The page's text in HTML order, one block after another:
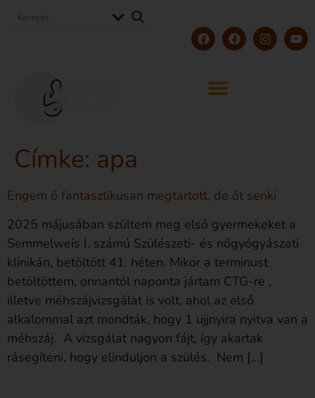
Címke: apa
Engem ő fantasztikusan megtartott, de őt senki
2025 májusában szültem meg első gyermekeket a
Semmelweis I. számú Szülészeti- és nőgyógyászati
klinikán, betöltött 41. héten. Mikor a terminust
betöltöttem, onnantól naponta jártam CTG-re ,
illetve méhszájvizsgálat is volt, ahol az első
alkalommal azt mondták, hogy 1 ujjnyira nyitva van a
méhszáj. A vizsgálat nagyon fájt, így akartak
rásegíteni, hogy elinduljon a szülés. Nem […]